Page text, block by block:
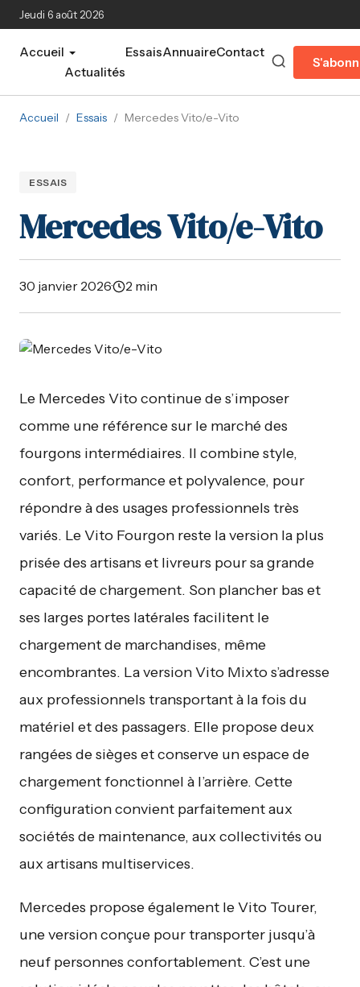
Aller au contenu principal
Jeudi 6 août 2026
Accueil
Actualités
EssaisAnnuaireContact
Accueil / Essais / Mercedes Vito/e-Vito
ESSAIS
Mercedes Vito/e-Vito
30 janvier 2026· 2 min
Le Mercedes Vito continue de s’imposer
comme une référence sur le marché des
fourgons intermédiaires. Il combine style,
confort, performance et polyvalence, pour
répondre à des usages professionnels très
variés. Le Vito Fourgon reste la version la plus
prisée des artisans et livreurs pour sa grande
capacité de chargement. Son plancher bas et
ses larges portes latérales facilitent le
chargement de marchandises, même
encombrantes. La version Vito Mixto s’adresse
aux professionnels transportant à la fois du
matériel et des passagers. Elle propose deux
rangées de sièges et conserve un espace de
chargement fonctionnel à l’arrière. Cette
configuration convient parfaitement aux
sociétés de maintenance, aux collectivités ou
aux artisans multiservices.
Mercedes propose également le Vito Tourer,
une version conçue pour transporter jusqu’à
neuf personnes confortablement. C’est une